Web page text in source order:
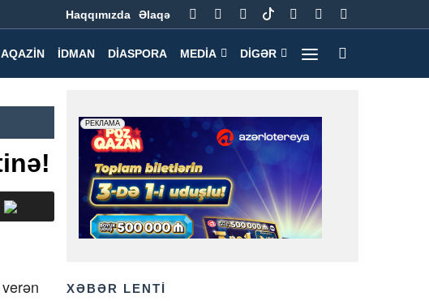
Haqqımızda Əlaqə
İDMAN DIASPORA MEDIA DIGƏR
XƏBƏR LENTİ